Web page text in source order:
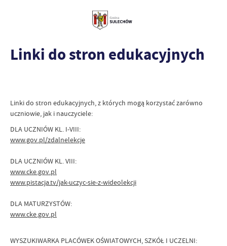
Linki do stron edukacyjnych
Linki do stron edukacyjnych, z których mogą korzystać zarówno
uczniowie, jak i nauczyciele:
DLA UCZNIÓW KL. I-VIII:
www.gov.pl/zdalnelekcje
DLA UCZNIÓW KL. VIII:
www.cke.gov.pl
www.pistacja.tv/jak-uczyc-sie-z-wideolekcji
DLA MATURZYSTÓW:
www.cke.gov.pl
WYSZUKIWARKA PLACÓWEK OŚWIATOWYCH, SZKÓŁ I UCZELNI: